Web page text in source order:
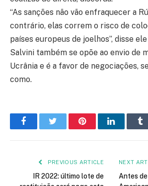
“As sanções não vão enfraquecer a
contrário, elas correm o risco de
países europeus de joelhos”, disse
Salvini também se opõe ao envio de
Ucrânia e é a favor de negociações,
como.
FacebookTwitter PinterestLinkedIn
PREVIOUS ARTICLE
IR 2022: último lote de
NEXT
Antes